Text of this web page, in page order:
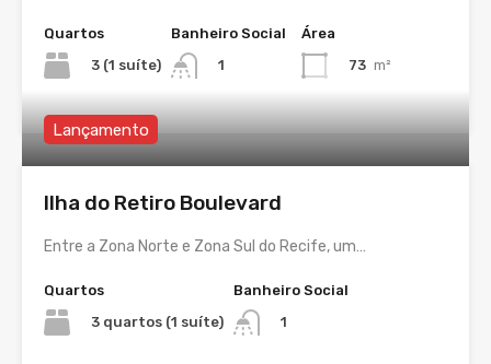
Quartos
3 (1 suíte)
Banheiro Social
1
Área
73 m²
Lançamento
Ilha do Retiro Boulevard
Entre a Zona Norte e Zona Sul do Recife, um…
Quartos
3 quartos (1 suíte)
Banheiro Social
1